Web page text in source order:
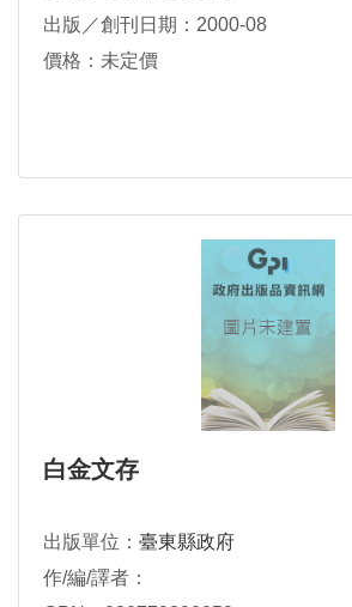
出版／創刊日期：2000-08
價格：未定價
白金文存
出版單位： 臺東縣政府
作/編/譯者：